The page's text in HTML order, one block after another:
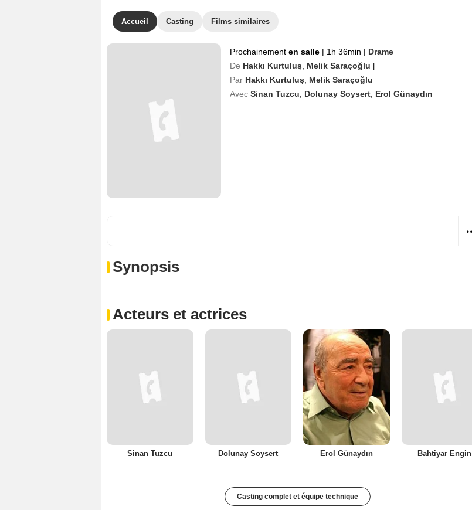
Accueil Casting Films similaires
Prochainement en salle | 1h 36min | Drame
De Hakkı Kurtuluş Melik Saraçoğlu
Par Hakkı Kurtuluş
Melik Saraçoğlu
Avec Sinan Tuzcu Dolunay Soysert Erol Günaydın
Synopsis
Acteurs et actrices
Sinan Tuzcu Dolunay Soysert Erol Günaydın Bahtiyar Engin
Casting complet et équipe technique